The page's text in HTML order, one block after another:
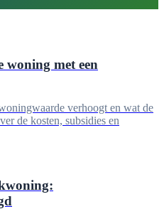
woning met een
verhoogt en wat de
de kosten, subsidies en